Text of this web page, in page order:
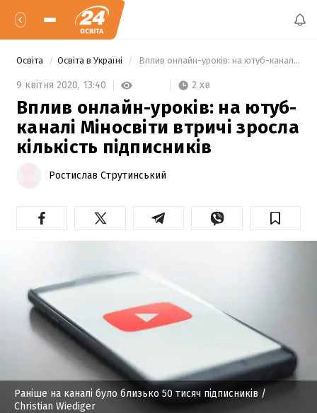
Освіта Освіта в Україні Вплив онлайн-уроків: на ютуб-каналі Міносвіти  втричі зросла кількість підписників
9 квітня 2020, 13:40 2 хв
Вплив онлайн-уроків: на ютуб-
каналі Міносвіти втричі зросла
кількість підписників
Ростислав Струтинський
Раніше на каналі було близько 50 тисяч підписників /
Christian Wiediger